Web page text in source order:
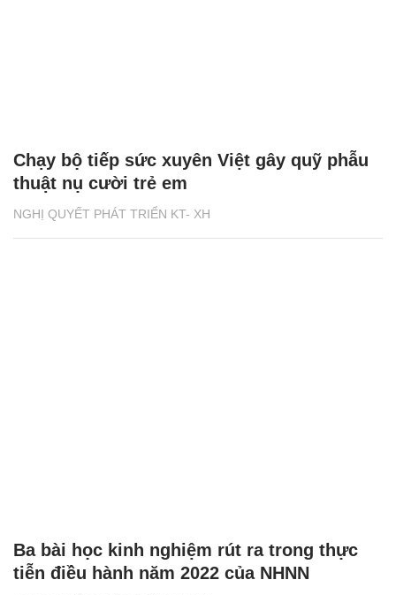
NGHỊ QUYẾT PHÁT TRIỂN KT- XH
Chạy bộ tiếp sức xuyên Việt gây quỹ phẫu
thuật nụ cười trẻ em
Ba bài học kinh nghiệm rút ra trong thực
tiễn điều hành năm 2022 của NHNN